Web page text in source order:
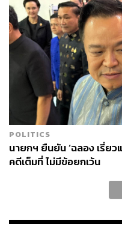
POLITICS
นายกฯ ยืนยัน ‘ฉลอง เรี่ยว
คดีเต็มที่ ไม่มีข้อยกเว้น